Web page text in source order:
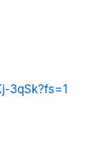
3qSk?fs=1